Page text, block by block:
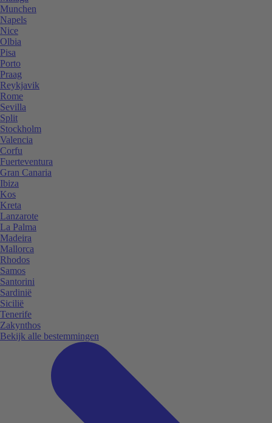
Munchen
Napels
Nice
Olbia
Pisa
Porto
Praag
Reykjavik
Rome
Sevilla
Split
Stockholm
Valencia
Corfu
Fuerteventura
Gran Canaria
Ibiza
Kos
Kreta
Lanzarote
La Palma
Madeira
Mallorca
Rhodos
Samos
Santorini
Sardinië
Sicilië
Tenerife
Zakynthos
Bekijk alle bestemmingen